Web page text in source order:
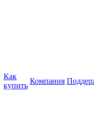
Как
купить
Компания